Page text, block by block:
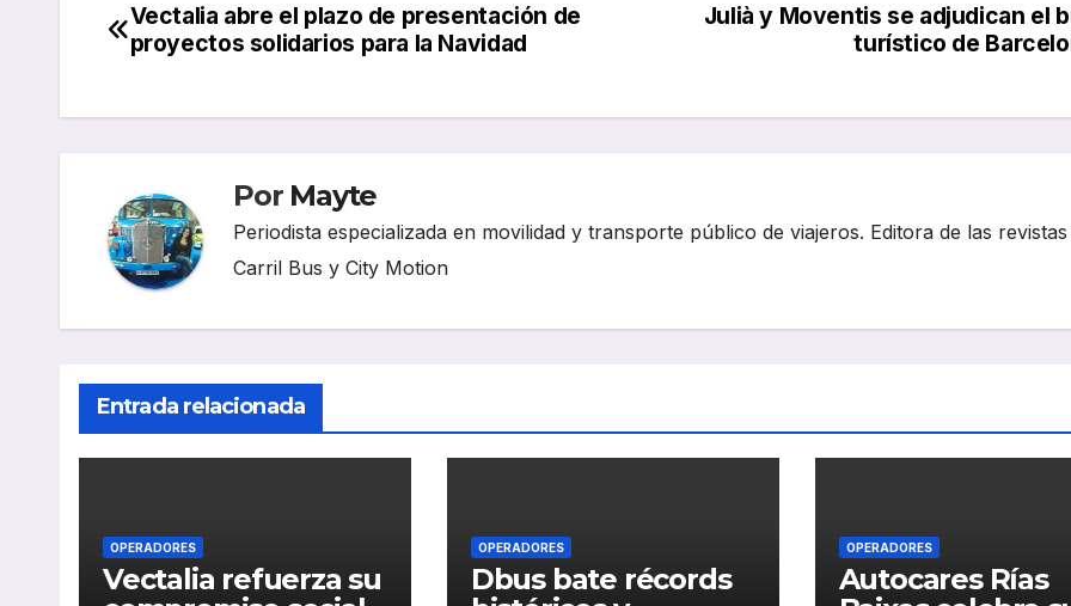
Navegación
entradas
Julià y Moventis se adjudican el
turístico de
Vectalia abre el plazo de presentación de
proyectos solidarios para la Navidad
Por Mayte
Periodista especializada en movilidad y transporte público de viajeros. Editora de las revistas
Carril Bus y City Motion
Entrada relacionada
OPERADORES
Vectalia refuerza su
OPERADORES
Dbus bate récords
OPERADORES
Autocares Rías